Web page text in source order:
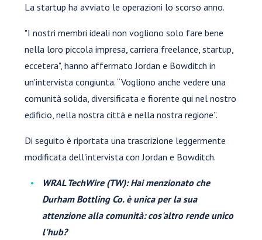
La startup ha avviato le operazioni lo scorso anno.
"I nostri membri ideali non vogliono solo fare bene
nella loro piccola impresa, carriera freelance, startup,
eccetera", hanno affermato Jordan e Bowditch in
un'intervista congiunta. “Vogliono anche vedere una
comunità solida, diversificata e fiorente qui nel nostro
edificio, nella nostra città e nella nostra regione”.
Di seguito è riportata una trascrizione leggermente
modificata dell'intervista con Jordan e Bowditch.
WRAL TechWire (TW): Hai menzionato che
Durham Bottling Co. è unica per la sua
attenzione alla comunità: cos'altro rende unico
l'hub?